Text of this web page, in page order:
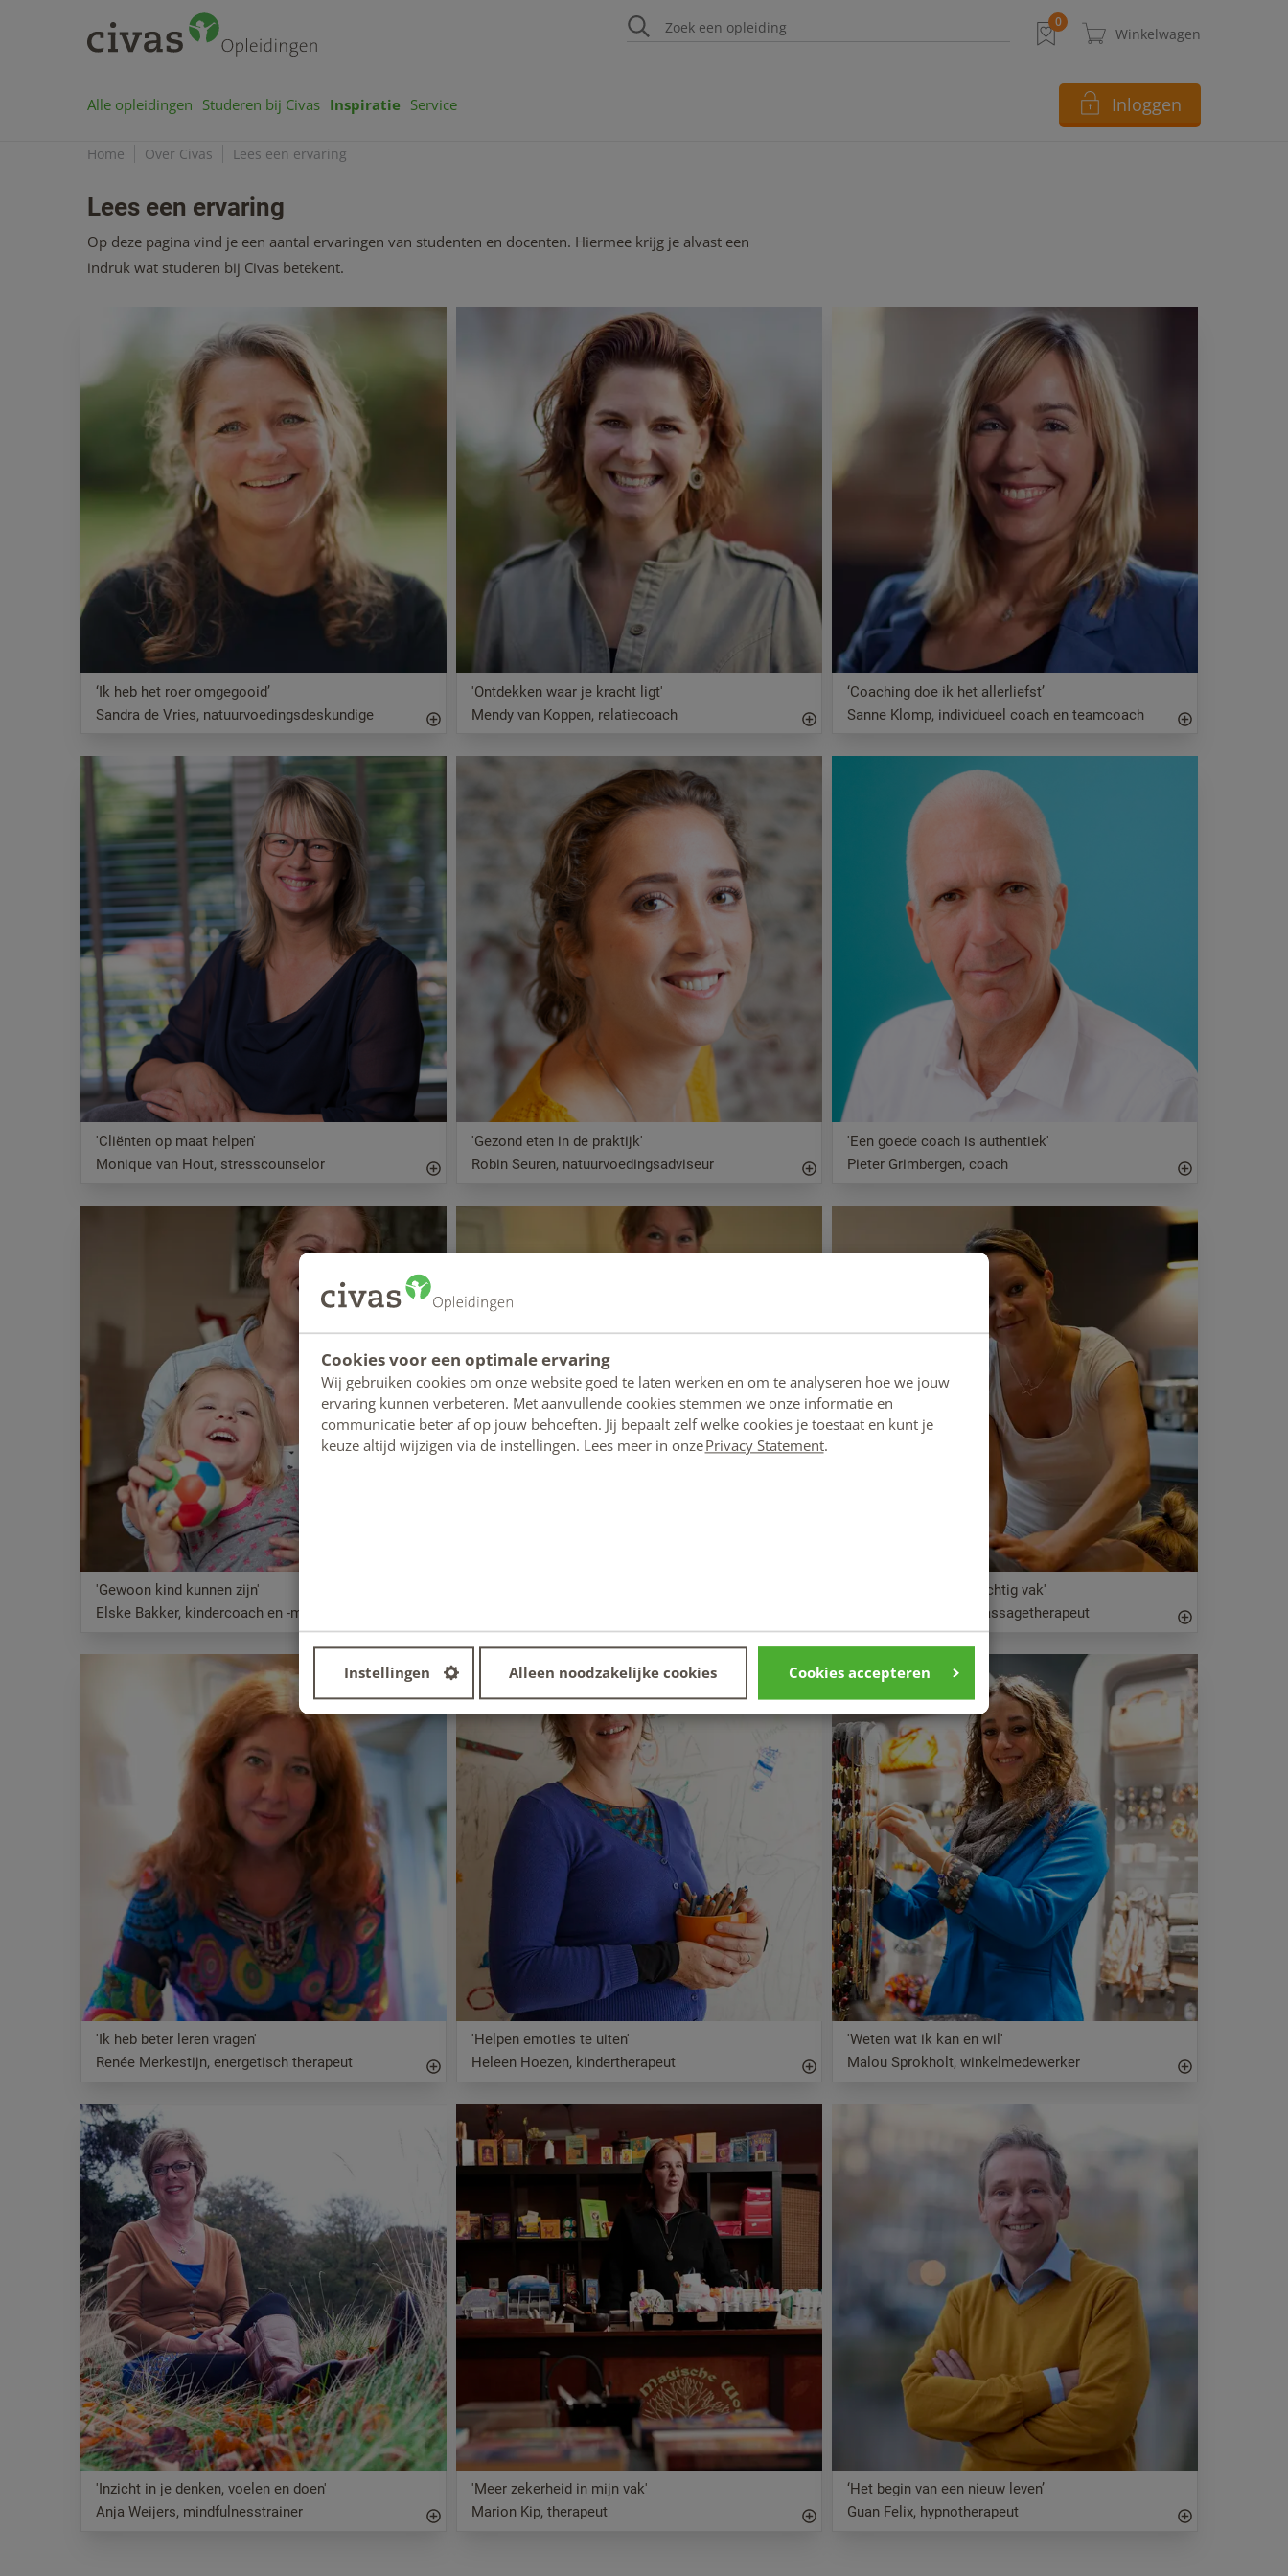
Cookies voor een optimale ervaring
Wij gebruiken cookies om onze website goed te laten werken en om te analyseren hoe we jouw
ervaring kunnen verbeteren. Met aanvullende cookies stemmen we onze informatie en
communicatie beter af op jouw behoeften. Jij bepaalt zelf welke cookies je toestaat en kunt je
keuze altijd wijzigen via de instellingen. Lees meer in onzePrivacy Statement.
Instellingen Alleen noodzakelijke cookies Cookies accepteren
Alle opleidingen Studeren bij Civas Inspiratie Service Inloggen
Home Over Civas Lees een ervaring
Lees een ervaring
Op deze pagina vind je een aantal ervaringen van studenten en docenten. Hiermee krijg je alvast een
indruk wat studeren bij Civas betekent.
‘Ik heb het roer omgegooid’
Sandra de Vries, natuurvoedingsdeskundige
'Ontdekken waar je kracht ligt'
Mendy van Koppen, relatiecoach
‘Coaching doe ik het allerliefst’
Sanne Klomp, individueel coach en teamcoach
'Cliënten op maat helpen'
Monique van Hout, stresscounselor
'Gezond eten in de praktijk'
Robin Seuren, natuurvoedingsadviseur
'Een goede coach is authentiek'
Pieter Grimbergen, coach
'Gewoon kind kunnen zijn'
Elske Bakker, kindercoach en -masseur
'Eigen baas in een prachtig vak'
Elles Kroonenburg, massagetherapeut
'Ik heb beter leren vragen'
Renée Merkestijn, energetisch therapeut
'Helpen emoties te uiten'
Heleen Hoezen, kindertherapeut
'Weten wat ik kan en wil'
Malou Sprokholt, winkelmedewerker
'Inzicht in je denken, voelen en doen'
Anja Weijers, mindfulnesstrainer
'Meer zekerheid in mijn vak'
Marion Kip, therapeut
‘Het begin van een nieuw leven’
Guan Felix, hypnotherapeut